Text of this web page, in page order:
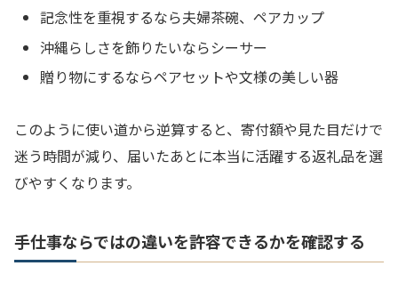
記念性を重視するなら夫婦茶碗、ペアカップ
沖縄らしさを飾りたいならシーサー
贈り物にするならペアセットや文様の美しい器
このように使い道から逆算すると、寄付額や見た目だけで
迷う時間が減り、届いたあとに本当に活躍する返礼品を選
びやすくなります。
手仕事ならではの違いを許容できるかを確認する